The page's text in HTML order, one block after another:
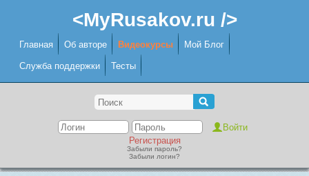
<MyRusakov.ru />
Главная Об авторе Видеокурсы Мой Блог
Служба поддержки Тесты
Регистрация
Забыли пароль?
Забыли логин?